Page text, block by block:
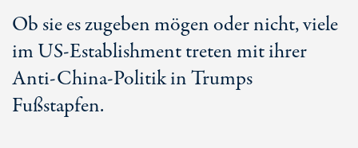
Ob sie es zugeben mögen oder nicht, viele
im US-Establishment treten mit ihrer
Anti-China-Politik in Trumps
Fußstapfen.